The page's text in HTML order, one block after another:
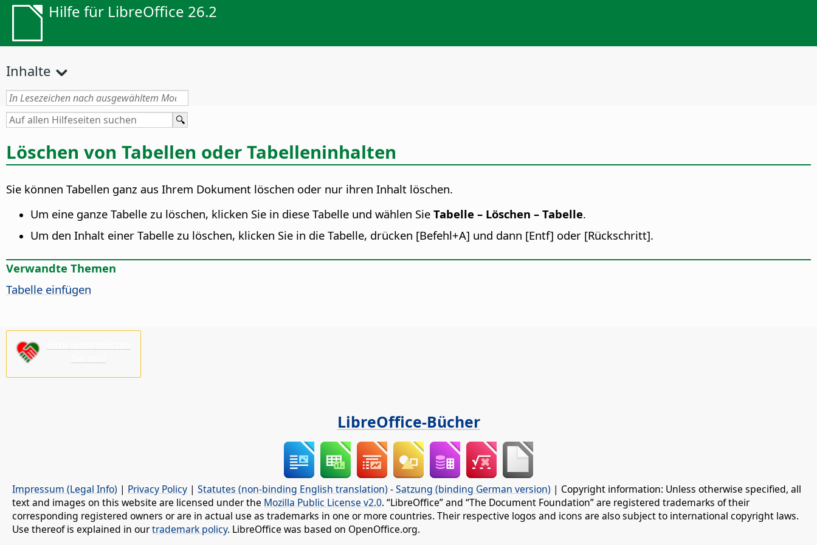
Hilfe für LibreOffice 26.2
Inhalte
Löschen von Tabellen oder Tabelleninhalten
Sie können Tabellen ganz aus Ihrem Dokument löschen oder nur ihren Inhalt löschen.
Um eine ganze Tabelle zu löschen, klicken Sie in diese Tabelle und wählen Sie Tabelle – Löschen – Tabelle.
Um den Inhalt einer Tabelle zu löschen, klicken Sie in die Tabelle, drücken [Befehl+A] und dann [Entf] oder [Rückschritt].
Verwandte Themen
Tabelle einfügen
LibreOffice-Bücher
Impressum (Legal Info) | Privacy Policy | Statutes (non-binding English translation) -Satzung (binding German version) | Copyright information: Unless otherwise specified, all
text and images on this website are licensed under the Mozilla Public License v2.0. “LibreOffice” and “The Document Foundation” are registered trademarks of their
corresponding registered owners or are in actual use as trademarks in one or more countries. Their respective logos and icons are also subject to international copyright laws.
Use thereof is explained in ourtrademark policy. LibreOffice was based on OpenOffice.org.